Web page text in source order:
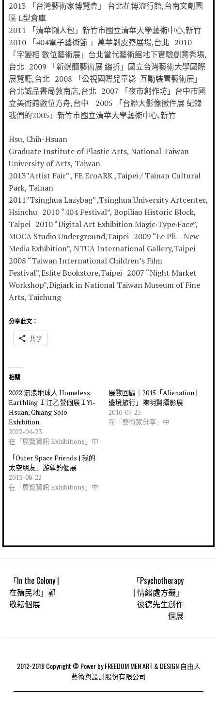
2013 「台灣藝術家博覽會」 台北花博流行館,台南文創園
區 L型倉庫
2011 「清華懶人包」新竹市國立清華大學藝術中心,新竹
2010 「404電子藝術節 」萬華剝皮寮展場,台北 2010
「字變相 數位藝術展」台北當代藝術館地下實驗創意秀場,
台北 2009 「新媒體藝術展 縐折」國立台灣藝術大學國際
展覽廳,台北 2008 「公視國際兒童影 互動裝置藝術展」
台北誠品書局敦南店,台北 2007 「夜市創作坊」台中市國
立美術館數位方舟,台中 2005 「台聯大影像徵件展 紀錄
我們的2005」新竹市國立清華大學藝術中心,新竹
Hsu, Chih-Hsuan
Graduate Institute of Plastic Arts, National Taiwan
University of Arts, Taiwan
2013″Artist Fair” , FE EcoARK ,Taipei / Tainan Cultural
Park, Tainan
2011″Tsinghua Lazybag” ,Tsinghua University Artcenter,
Hsinchu 2010 “404 Festival”, Bopiliao Historic Block,
Taipei 2010 “Digital Art Exhibition Magic‧Type‧Face”,
MOCA Studio Underground,Taipei 2009 “Le Pli – New
Media Exhibition”, NTUA International Gallery,Taipei
2008 “Taiwan International Children’s Film
Festival”,Eslite Bookstore,Taipei 2007 “Night Market
Workshop”,Digiark in National Taiwan Museum of Fine
Arts, Taichung
分享此文：
共享
相關
2022 流浪地球人 Homeless
Earthling Ｉ江乙萱個展ＩYi-
Hsuan, Chiang Solo
Exhibition
2022-04-23
在「展覽資訊 Exhibitions」中
展覽回顧｜2015「Alienation |
邊境旅行」陳明賢攝影展
2016-07-25
在「藝術家分享」中
「Outer Space Friends | 我的
太空朋友」游尊鈞個展
2013-08-22
在「展覽資訊 Exhibitions」中
「In the Colony |
在殖民地」郭
敬耘個展
「Psychotherapy
| 情緒處方籤」
彼德先生創作
個展
2012-2018 Copyright © Power by FREEDOM MEN ART & DESIGN 自由人
藝術與設計股份有限公司